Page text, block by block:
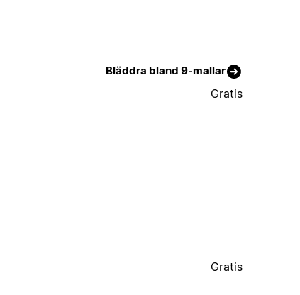
Bläddra bland 9-mallar
Gratis
Gratis